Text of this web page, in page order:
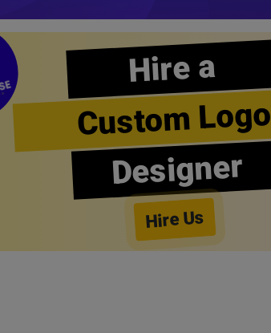
Hire a
Custom Logo
Designer
Hire Us